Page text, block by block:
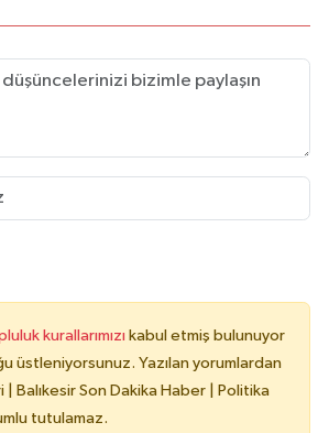
kurallarımızı kabul etmiş bulunuyor
üstleniyorsunuz. Yazılan yorumlardan
| Balıkesir Son Dakika Haber | Politika
tutulamaz.